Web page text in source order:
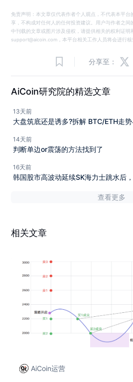
免责声明：本文章仅代表作者个人观点，不代表本平台
享，不构成对任何人的任何投资建议。用户与作者之间
中刊载的文章或图片涉及侵权，请提供相关的权利证明
support@aicoin.com，本平台相关工作人员将会进行核
分享至：
AiCoin研究院的精选文章
13天前
大盘筑底还是诱多?拆解 BTC/ETH走
14天前
判断单边or震荡的方法找到了
16天前
韩国股市高波动延续SK海力士跳水后
查看更多
相关文章
AiCoin运营